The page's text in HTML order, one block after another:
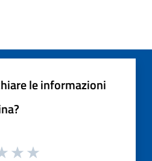
le informazioni